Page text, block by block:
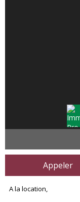
Appeler
A la location,